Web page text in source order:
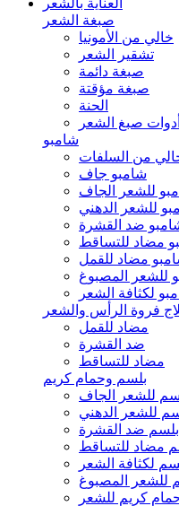
العناية بالشعر
صبغة الشعر
خالي من الأمونيا
تشقير الشعر
صبغة دائمة
صبغة مؤقتة
الحنة
أدوات صبغ الشعر
شامبو
من السلفات
شامبو جاف
للشعر الجاف
للشعر الدهني
ضد القشرة
مضاد للتساقط
مضاد للقمل
للشعر المصبوغ
لكثافة الشعر
فروة الرأس والشعر
مضاد للقمل
ضد القشرة
مضاد للتساقط
بلسم وحمام كريم
للشعر الجاف
للشعر الدهني
بلسم ضد القشرة
مضاد للتساقط
لكثافة الشعر
للشعر المصبوغ
كريم للشعر